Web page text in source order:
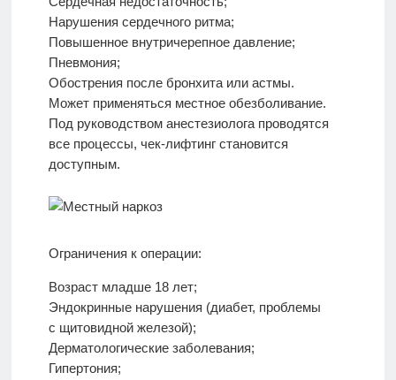
Нарушения сердечного ритма;
Повышенное внутричерепное давление;
Пневмония;
Обострения после бронхита или астмы.
Может применяться местное обезболивание.
Под руководством анестезиолога проводятся
все процессы, чек-лифтинг становится
доступным.
Ограничения к операции:
Возраст младше 18 лет;
Эндокринные нарушения (диабет, проблемы
с щитовидной железой);
Дерматологические заболевания;
Гипертония;